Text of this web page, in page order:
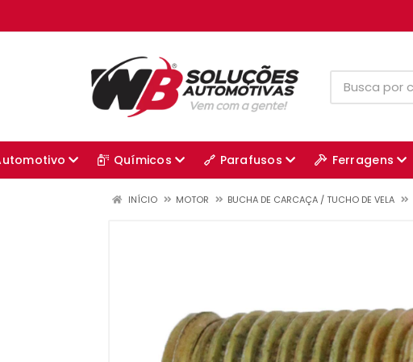
Químicos Parafusos Ferragens
INÍCIO MOTOR BUCHA DE CARCAÇA / TUCHO DE VELA